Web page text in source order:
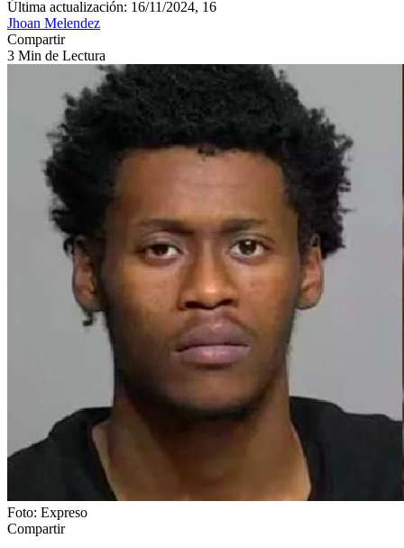
Última actualización: 16/11/2024, 16
Jhoan Melendez
Compartir
3 Min de Lectura
Foto: Expreso
Compartir